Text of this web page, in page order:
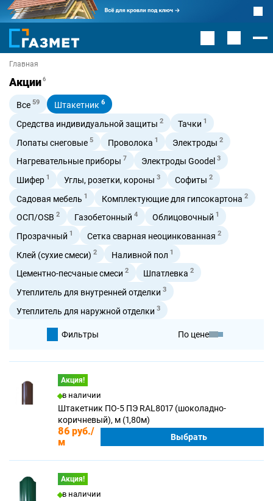
Главная
Акции6
Все 59 Штакетник 6
Средства индивидуальной защиты 2 Тачки 1
Лопаты снеговые 5 Проволока 1 Электроды 2
Нагревательные приборы 7 Электроды Goodel 3
Шифер 1 Углы, розетки, короны 3 Софиты 2
Садовая мебель 1 Комплектующие для гипсокартона 2
ОСП/OSB 2 Газобетонный 4 Облицовочный 1
Прозрачный 1 Сетка сварная неоцинкованная 2
Клей (сухие смеси) 2 Наливной пол 1
Цементно-песчаные смеси 2 Шпатлевка 2
Утеплитель для внутренней отделки 3
Утеплитель для наружной отделки 3
По умолчанию
По цене
Фильтры
Акция!
в наличии
Штакетник ПО-5 ПЭ RAL8017 (шоколадно-
коричневый), м (1,80м)
86 руб./
м
Выбрать
Акция!
в наличии